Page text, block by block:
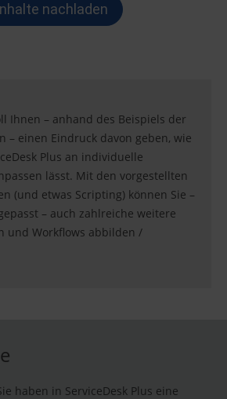
Ihnen – anhand des Beispiels der
– einen Eindruck davon geben, wie
Plus an individuelle
lässt. Mit den vorgestellten
(und etwas Scripting) können Sie –
– auch zahlreiche weitere
und Workflows abbilden /
haben in ServiceDesk Plus eine